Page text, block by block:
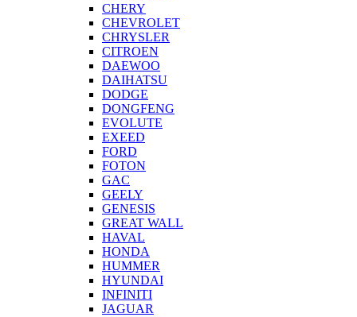
CHERY
CHEVROLET
CHRYSLER
CITROEN
DAEWOO
DAIHATSU
DODGE
DONGFENG
EVOLUTE
EXEED
FORD
FOTON
GAC
GEELY
GENESIS
GREAT WALL
HAVAL
HONDA
HUMMER
HYUNDAI
INFINITI
JAGUAR